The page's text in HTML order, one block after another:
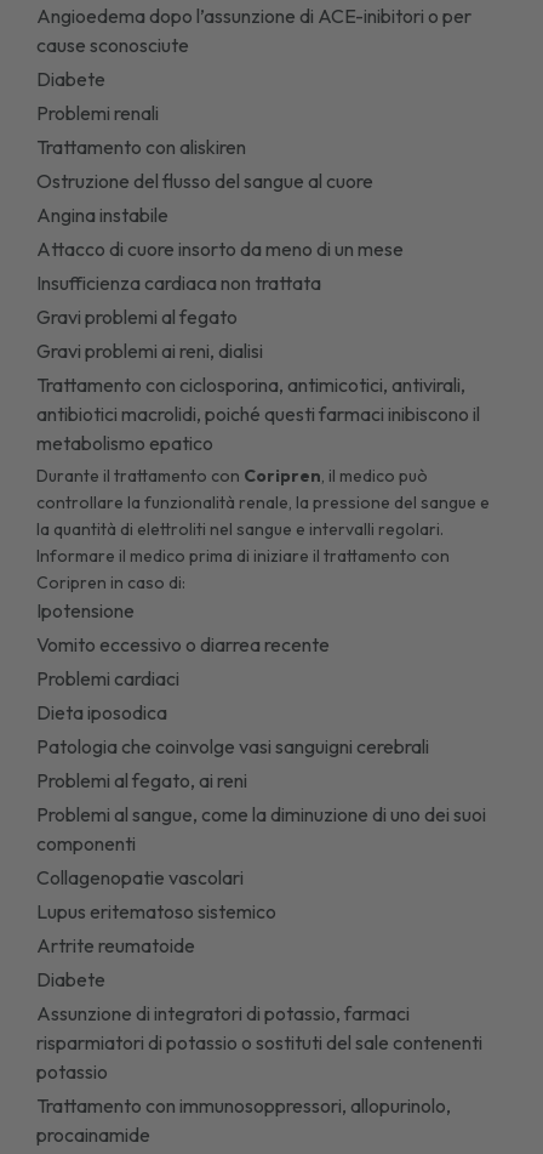
Angioedema dopo l’assunzione di ACE-inibitori o per
cause sconosciute
Diabete
Problemi renali
Trattamento con aliskiren
Ostruzione del flusso del sangue al cuore
Angina instabile
Attacco di cuore insorto da meno di un mese
Insufficienza cardiaca non trattata
Gravi problemi al fegato
Gravi problemi ai reni, dialisi
Trattamento con ciclosporina, antimicotici, antivirali,
antibiotici macrolidi, poiché questi farmaci inibiscono il
metabolismo epatico
Durante il trattamento con Coripren, il medico può
controllare la funzionalità renale, la pressione del sangue e
la quantità di elettroliti nel sangue e intervalli regolari.
Informare il medico prima di iniziare il trattamento con
Coripren in caso di:
Ipotensione
Vomito eccessivo o diarrea recente
Problemi cardiaci
Dieta iposodica
Patologia che coinvolge vasi sanguigni cerebrali
Problemi al fegato, ai reni
Problemi al sangue, come la diminuzione di uno dei suoi
componenti
Collagenopatie vascolari
Lupus eritematoso sistemico
Artrite reumatoide
Diabete
Assunzione di integratori di potassio, farmaci
risparmiatori di potassio o sostituti del sale contenenti
potassio
Trattamento con immunosoppressori, allopurinolo,
procainamide